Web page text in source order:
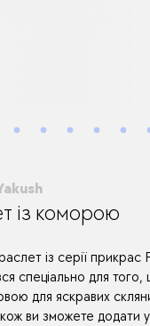
із коморою
із серії прикрас
спеціально для
для яскравих
ви зможете додати